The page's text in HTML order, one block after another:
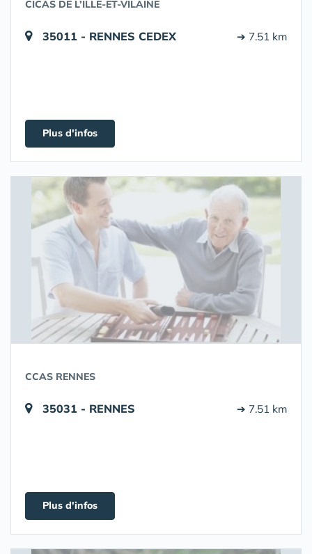
CICAS DE L’ILLE-ET-VILAINE
35011 - RENNES CEDEX ➔ 7.51 km
Plus d'infos
CCAS RENNES
35031 - RENNES ➔ 7.51 km
Plus d'infos